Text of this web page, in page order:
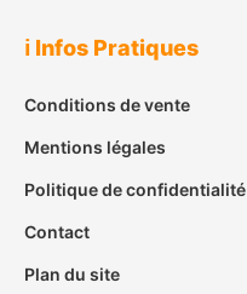
ℹ️ Infos Pratiques
Conditions de vente
Mentions légales
Politique de confidentialité
Contact
Plan du site